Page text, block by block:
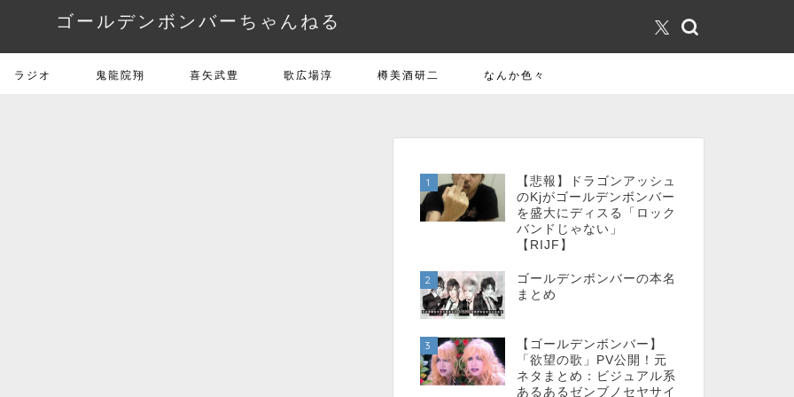
ゴールデンボンバーちゃんねる
ラジオ 鬼龍院翔 喜矢武豊 歌広場淳 樽美酒研二 なんか色々
1
【悲報】ドラゴンアッシュ
のKjがゴールデンボンバー
を盛大にディスる「ロック
バンドじゃない」
【RIJF】
2
ゴールデンボンバーの本名
まとめ
3
【ゴールデンボンバー】
「欲望の歌」PV公開！元
ネタまとめ：ビジュアル系
あるあるゼンブノセヤサイ